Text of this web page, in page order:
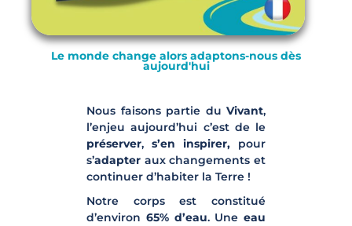
Le monde change alors adaptons-nous dès
aujourd'hui
Nous faisons partie du Vivant,
l’enjeu aujourd’hui c’est de le
préserver, s’en inspirer, pour
s’adapter aux changements et
continuer d’habiter la Terre !
Notre corps est constitué
d’environ 65% d’eau. Une eau